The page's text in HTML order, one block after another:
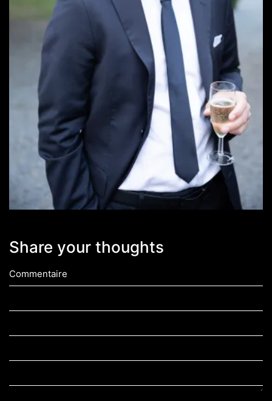
Share your thoughts
Commentaire